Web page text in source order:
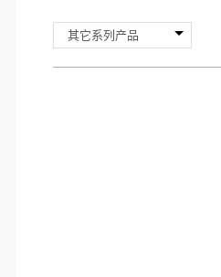
其它系列产品